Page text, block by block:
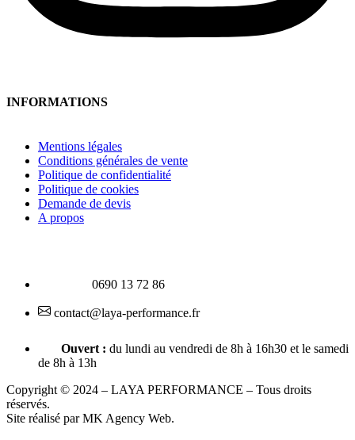
INFORMATIONS
Mentions légales
Conditions générales de vente
Politique de confidentialité
Politique de cookies
Demande de devis
A propos
0690 13 72 86
contact@laya-performance.fr
Ouvert : du lundi au vendredi de 8h à 16h30 et le samedi
de 8h à 13h
Copyright © 2024 – LAYA PERFORMANCE – Tous droits
réservés.
Site réalisé par MK Agency Web.